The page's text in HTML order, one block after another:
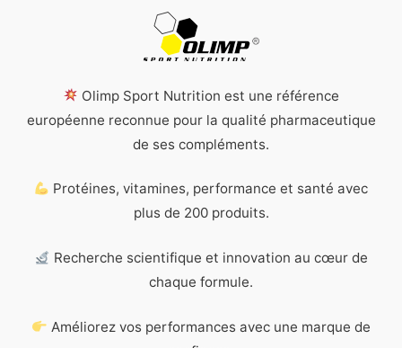
Olimp Sport Nutrition est une référence
européenne reconnue pour la qualité pharmaceutique
de ses compléments.
Protéines, vitamines, performance et santé avec
plus de 200 produits.
Recherche scientifique et innovation au cœur de
chaque formule.
Améliorez vos performances avec une marque de